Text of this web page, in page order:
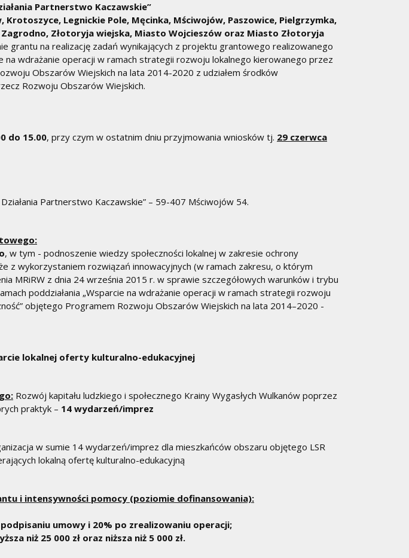
Partnerstwo Kaczawskie”
Krotoszyce, Legnickie Pole, Męcinka, Mściwojów, Paszowice, Pielgrzymka,
Zagrodno, Złotoryja wiejska, Miasto Wojcieszów oraz Miasto Złotoryja
grantu na realizację zadań wynikających z projektu grantowego realizowanego
na wdrażanie operacji w ramach strategii rozwoju lokalnego kierowanego przez
Obszarów Wiejskich na lata 2014-2020 z udziałem środków
Rozwoju Obszarów Wiejskich.
do 15.00, przy czym w ostatnim dniu przyjmowania wniosków tj. 29 czerwca
Partnerstwo Kaczawskie” – 59-407 Mściwojów 54.
, w tym - podnoszenie wiedzy społeczności lokalnej w zakresie ochrony
z wykorzystaniem rozwiązań innowacyjnych (w ramach zakresu, o którym
MRiRW z dnia 24 września 2015 r. w sprawie szczegółowych warunków i trybu
poddziałania „Wsparcie na wdrażanie operacji w ramach strategii rozwoju
objętego Programem Rozwoju Obszarów Wiejskich na lata 2014–2020 -
lokalnej oferty kulturalno-edukacyjnej
Rozwój kapitału ludzkiego i społecznego Krainy Wygasłych Wulkanów poprzez
praktyk – 14 wydarzeń/imprez
w sumie 14 wydarzeń/imprez dla mieszkańców obszaru objętego LSR
lokalną ofertę kulturalno-edukacyjną
i intensywności pomocy (poziomie dofinansowania):
umowy i 20% po zrealizowaniu operacji;
niż 25 000 zł oraz niższa niż 5 000 zł.